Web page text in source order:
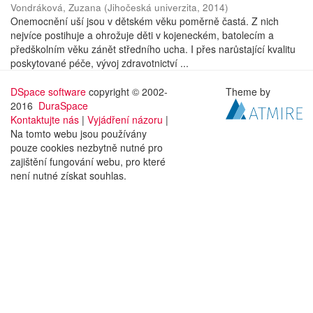
Vondráková, Zuzana (Jihočeská univerzita, 2014)
Onemocnění uší jsou v dětském věku poměrně častá. Z nich
nejvíce postihuje a ohrožuje děti v kojeneckém, batolecím a
předškolním věku zánět středního ucha. I přes narůstající kvalitu
poskytované péče, vývoj zdravotnictví ...
DSpace software copyright © 2002-
2016 DuraSpace
Kontaktujte nás | Vyjádření názoru |
Na tomto webu jsou používány
pouze cookies nezbytně nutné pro
zajištění fungování webu, pro které
není nutné získat souhlas.
Theme by